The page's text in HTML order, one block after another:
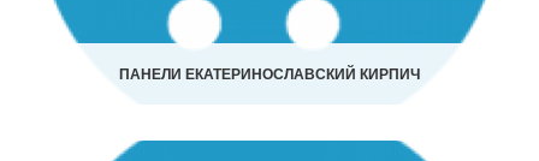
ПАНЕЛИ ЕКАТЕРИНОСЛАВСКИЙ КИРПИЧ